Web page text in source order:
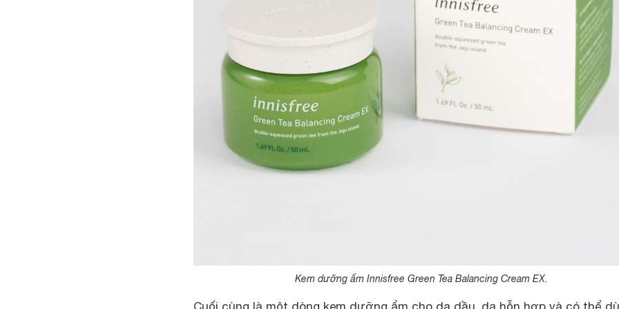
Kem dưỡng ẩm Innisfree Green Tea Balancing Cream EX.